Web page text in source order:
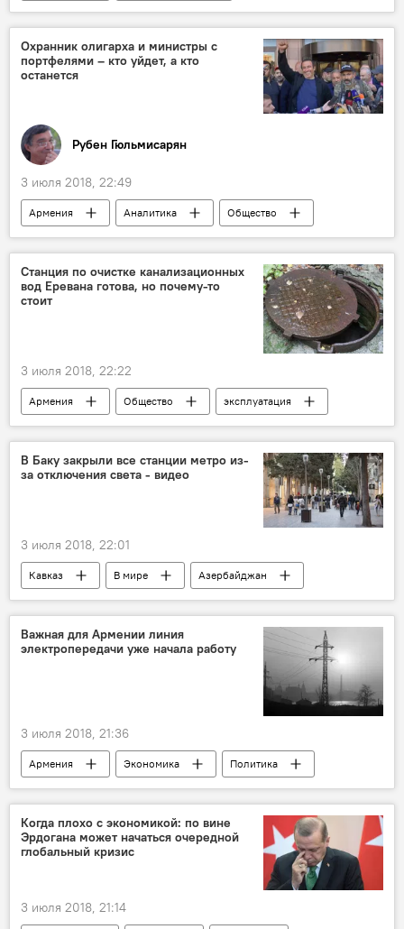
Происшествия и инциденты в Армении
ДТП
трагедия
Новости Армения
жертва
раненые
автомобиль
авария
Охранник олигарха и министры с
портфелями – кто уйдет, а кто
останется
Рубен Гюльмисарян
3 июля 2018, 22:49
Армения Аналитика
Общество
Политика
Колумнисты
Станция по очистке канализационных
вод Еревана готова, но почему-то
стоит
3 июля 2018, 22:22
Армения Общество
эксплуатация
станция
власть
В Баку закрыли все станции метро из-
за отключения света - видео
3 июля 2018, 22:01
Кавказ В мире
Азербайджан
Баку
эвакуация метро
Важная для Армении линия
электропередачи уже начала работу
3 июля 2018, 21:36
Армения Экономика
Политика
Иран
поставки
сеть
работа
Когда плохо с экономикой: по вине
Эрдогана может начаться очередной
глобальный кризис
3 июля 2018, 21:14